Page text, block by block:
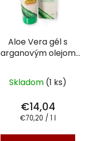
Aloe Vera gél s
arganovým olejom
Skladom (1 ks)
€14,04
Jednotková
€70,20 / 1 l